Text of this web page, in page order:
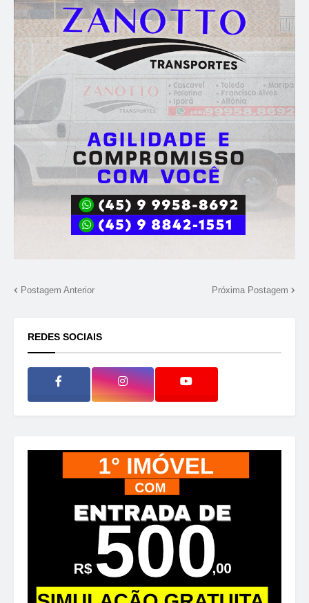
Postagem Anterior Próxima Postagem
REDES SOCIAIS